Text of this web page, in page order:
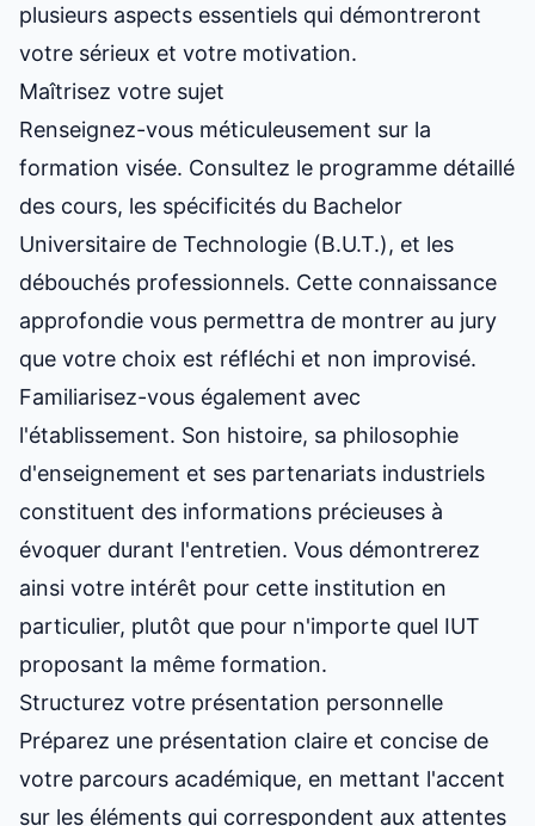
plusieurs aspects essentiels qui démontreront
votre sérieux et votre motivation.
Maîtrisez votre sujet
Renseignez-vous méticuleusement sur la
formation visée. Consultez le programme détaillé
des cours, les spécificités du Bachelor
Universitaire de Technologie (B.U.T.), et les
débouchés professionnels. Cette connaissance
approfondie vous permettra de montrer au jury
que votre choix est réfléchi et non improvisé.
Familiarisez-vous également avec
l'établissement. Son histoire, sa philosophie
d'enseignement et ses partenariats industriels
constituent des informations précieuses à
évoquer durant l'entretien. Vous démontrerez
ainsi votre intérêt pour cette institution en
particulier, plutôt que pour n'importe quel IUT
proposant la même formation.
Structurez votre présentation personnelle
Préparez une présentation claire et concise de
votre parcours académique, en mettant l'accent
sur les éléments qui correspondent aux attentes